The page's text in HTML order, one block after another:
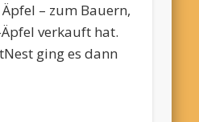
– zum Bauern,
verkauft hat.
ging es dann